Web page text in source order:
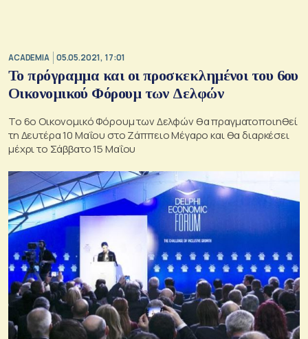
ACADEMIA 05.05.2021, 17:01
Το πρόγραμμα και οι προσκεκλημένοι του 6ου
Οικονομικού Φόρουμ των Δελφών
Το 6ο Οικονομικό Φόρουμ των Δελφών θα πραγματοποιηθεί
τη Δευτέρα 10 Μαΐου στο Ζάππειο Μέγαρο και θα διαρκέσει
μέχρι το Σάββατο 15 Μαΐου